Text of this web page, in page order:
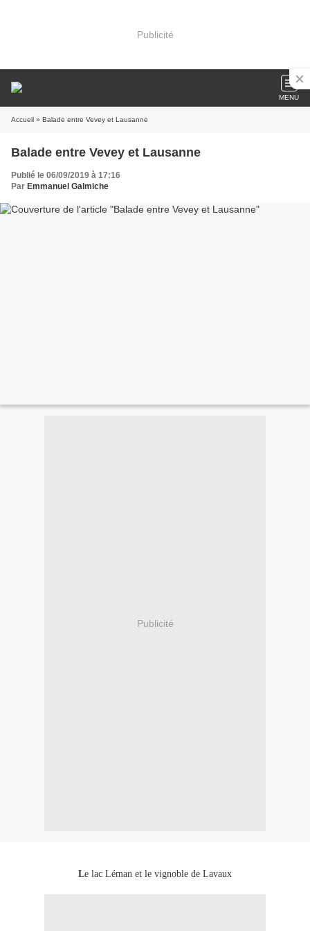
Publicité
MENU
Accueil » Balade entre Vevey et Lausanne
Balade entre Vevey et Lausanne
Publié le 06/09/2019 à 17:16
Par Emmanuel Galmiche
Publicité
Le lac Léman et le vignoble de Lavaux